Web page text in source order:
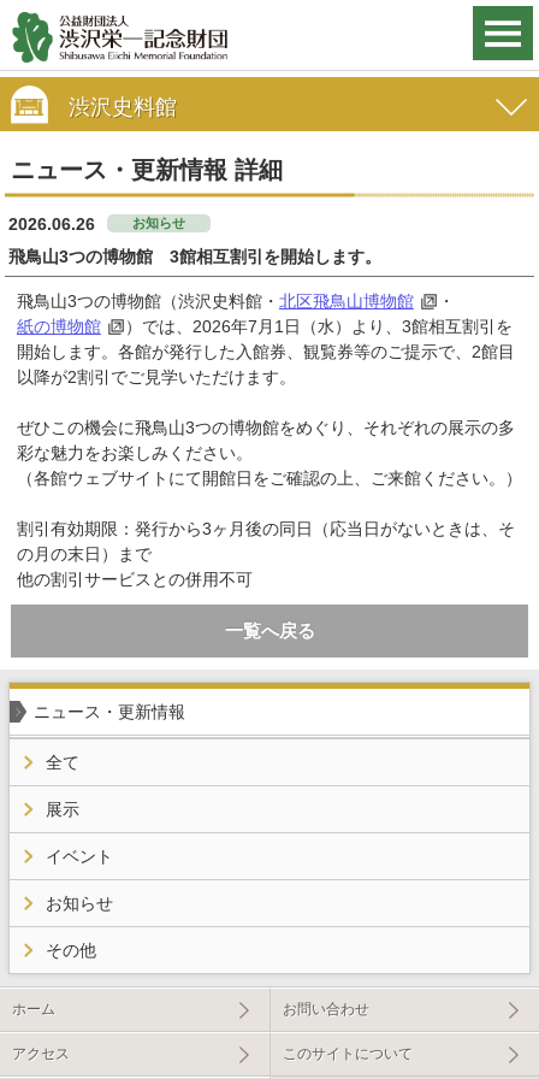
渋沢史料館
ニュース・更新情報 詳細
2026.06.26 お知らせ
飛鳥山3つの博物館 3館相互割引を開始します。
飛鳥山3つの博物館（渋沢史料館・ 北区飛鳥山博物館
・
紙の博物館
）では、2026年7月1日（水）より、3館相互割引を
開始します。各館が発行した入館券、観覧券等のご提示で、2館目
以降が2割引でご見学いただけます。
ぜひこの機会に飛鳥山3つの博物館をめぐり、それぞれの展示の多
彩な魅力をお楽しみください。
（各館ウェブサイトにて開館日をご確認の上、ご来館ください。）
割引有効期限：発行から3ヶ月後の同日（応当日がないときは、そ
の月の末日）まで
他の割引サービスとの併用不可
一覧へ戻る
ニュース・更新情報
全て
展示
イベント
お知らせ
その他
ホーム お問い合わせ
アクセス このサイトについて